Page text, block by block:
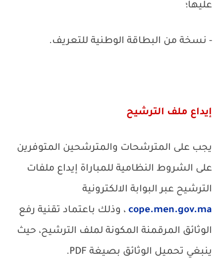
عليها؛
- نسخة من البطاقة الوطنية للتعريف.
إيداع ملف الترشيح
يجب على المترشحات والمترشحين المتوفرين
على الشروط النظامية للمباراة إيداع ملفات
الترشيح عبر البوابة الالكترونية
cope.men.gov.ma ، وذلك باعتماد تقنية رفع
الوثائق المرقمنة المكونة لملف الترشيح، حيث
ينبغي تحميل الوثائق بصيغة PDF
.